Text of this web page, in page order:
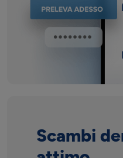
Scambi